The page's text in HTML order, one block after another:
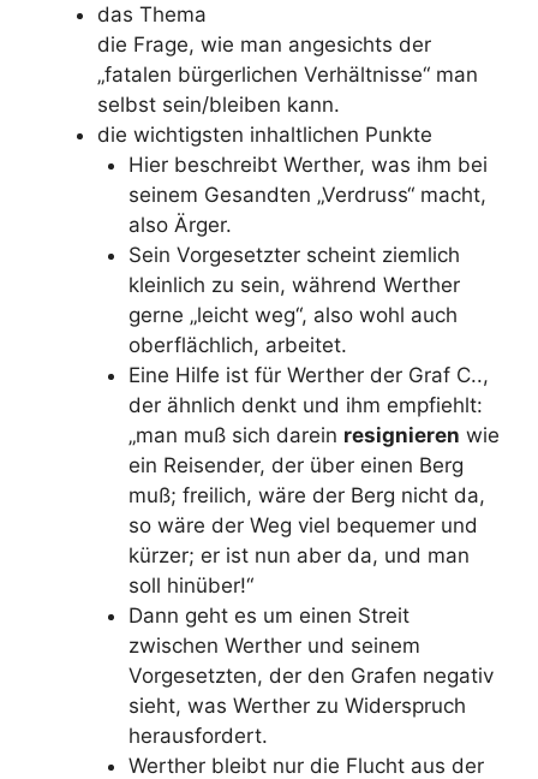
das Thema
die Frage, wie man angesichts der
„fatalen bürgerlichen Verhältnisse“ man
selbst sein/bleiben kann.
die wichtigsten inhaltlichen Punkte
Hier beschreibt Werther, was ihm bei
seinem Gesandten „Verdruss“ macht,
also Ärger.
Sein Vorgesetzter scheint ziemlich
kleinlich zu sein, während Werther
gerne „leicht weg“, also wohl auch
oberflächlich, arbeitet.
Eine Hilfe ist für Werther der Graf C..,
der ähnlich denkt und ihm empfiehlt:
„man muß sich darein resignieren wie
ein Reisender, der über einen Berg
muß; freilich, wäre der Berg nicht da,
so wäre der Weg viel bequemer und
kürzer; er ist nun aber da, und man
soll hinüber!“
Dann geht es um einen Streit
zwischen Werther und seinem
Vorgesetzten, der den Grafen negativ
sieht, was Werther zu Widerspruch
herausfordert.
Werther bleibt nur die Flucht aus der